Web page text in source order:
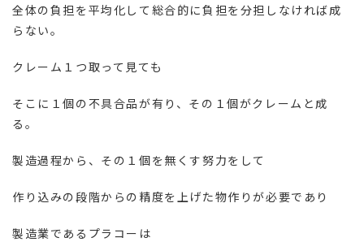
全体の負担を平均化して総合的に負担を分担しなければ成
らない。
クレーム１つ取って見ても
そこに１個の不具合品が有り、その１個がクレームと成
る。
製造過程から、その１個を無くす努力をして
作り込みの段階からの精度を上げた物作りが必要であり
製造業であるプラコーは